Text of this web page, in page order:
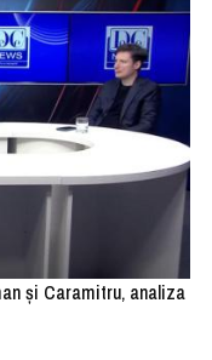
și Caramitru, analiza